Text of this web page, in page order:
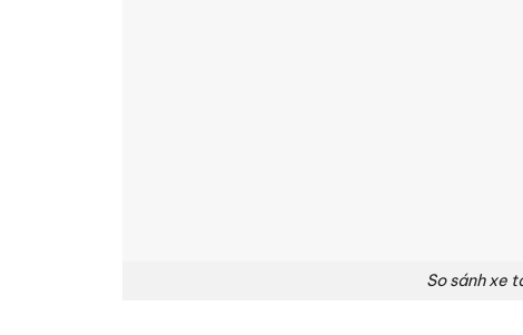
So sánh xe